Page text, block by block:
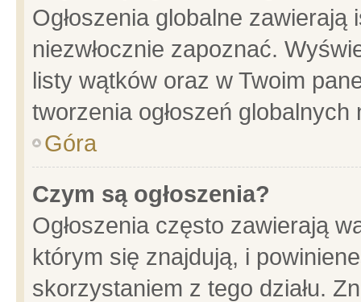
Ogłoszenia globalne
niezwłocznie zapoznać.
listy wątków oraz w Twoim
tworzenia ogłoszeń
Góra
Czym są ogłoszenia?
Ogłoszenia często zawierają
którym się znajdują, i
skorzystaniem z tego działu.